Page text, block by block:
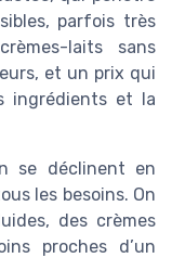
parfois très
laits sans
et un prix qui
ingrédients et la
se déclinent en
les besoins. On
des crèmes
proches d’un